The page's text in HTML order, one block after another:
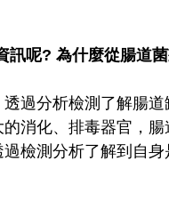
呢? 為什麼從腸道
過分析檢測了解腸
消化、排毒器官，
檢測分析了解到自